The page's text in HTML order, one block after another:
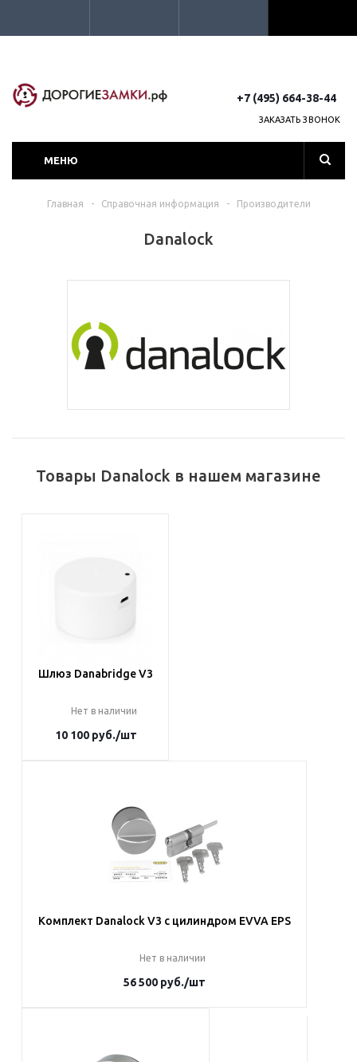
+7 (495) 664-38-44
ЗАКАЗАТЬ ЗВОНОК
МЕНЮ
Главная - Справочная информация - Производители
Danalock
Товары Danalock в нашем магазине
Шлюз Danabridge V3
Нет в наличии
10 100руб./шт
Наши менеджеры
обязательно свяжутся с
вами и уточнят условия
Комплект Danalock V3 с цилиндром EVVA EPS
Нет в наличии
56 500 руб./шт